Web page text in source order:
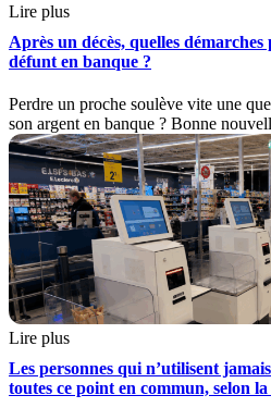
Lire plus
Après un décès, quelles
défunt en banque ?
Perdre un proche soulève vite une
son argent en banque ? Bonne
Lire plus
Les personnes qui n’utilisent
toutes ce point en commun, selon